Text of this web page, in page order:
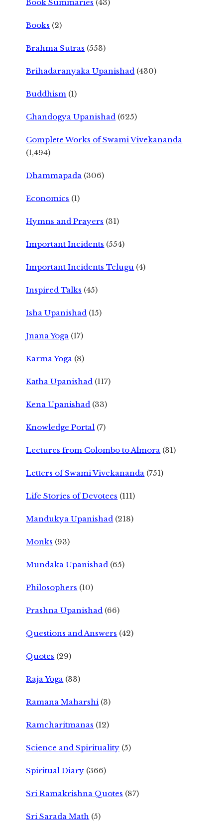
Book Summaries (43)
Books (2)
Brahma Sutras (553)
Brihadaranyaka Upanishad (430)
Buddhism (1)
Chandogya Upanishad (625)
Complete Works of Swami Vivekananda
(1,494)
Dhammapada (306)
Economics (1)
Hymns and Prayers (31)
Important Incidents (554)
Important Incidents Telugu (4)
Inspired Talks (45)
Isha Upanishad (15)
Jnana Yoga (17)
Karma Yoga (8)
Katha Upanishad (117)
Kena Upanishad (33)
Knowledge Portal (7)
Lectures from Colombo to Almora (31)
Letters of Swami Vivekananda (751)
Life Stories of Devotees (111)
Mandukya Upanishad (218)
Monks (93)
Mundaka Upanishad (65)
Philosophers (10)
Prashna Upanishad (66)
Questions and Answers (42)
Quotes (29)
Raja Yoga (33)
Ramana Maharshi (3)
Ramcharitmanas (12)
Science and Spirituality (5)
Spiritual Diary (366)
Sri Ramakrishna Quotes (87)
Sri Sarada Math (5)